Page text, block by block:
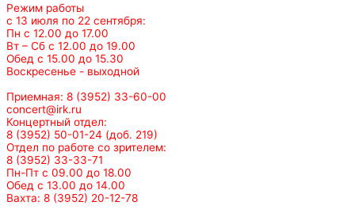
Режим работы
с 13 июля по 22 сентября:
Пн с 12.00 до 17.00
Вт – Сб с 12.00 до 19.00
Обед с 15.00 до 15.30
Воскресенье - выходной
Приемная: 8 (3952) 33-60-00
concert@irk.ru
Концертный отдел:
8 (3952) 50-01-24 (доб. 219)
Отдел по работе со зрителем:
8 (3952) 33-33-71
Пн-Пт с 09.00 до 18.00
Обед с 13.00 до 14.00
Вахта: 8 (3952) 20-12-78